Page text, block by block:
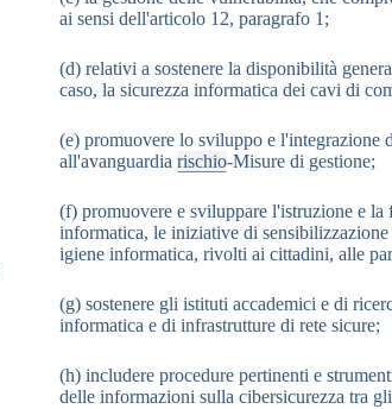
ai sensi dell'articolo 12, paragrafo 1;
(d) relativi a sostenere la disponibilità
caso, la sicurezza informatica dei cavi di
(e) promuovere lo sviluppo e l'integrazione
all'avanguardia rischio-Misure di gestione;
(f) promuovere e sviluppare l'istruzione e la
informatica, le iniziative di
igiene informatica, rivolti ai cittadini, alle
(g) sostenere gli istituti accademici e di
informatica e di infrastrutture di rete sicure;
(h) includere procedure pertinenti e
delle informazioni sulla cibersicurezza tra